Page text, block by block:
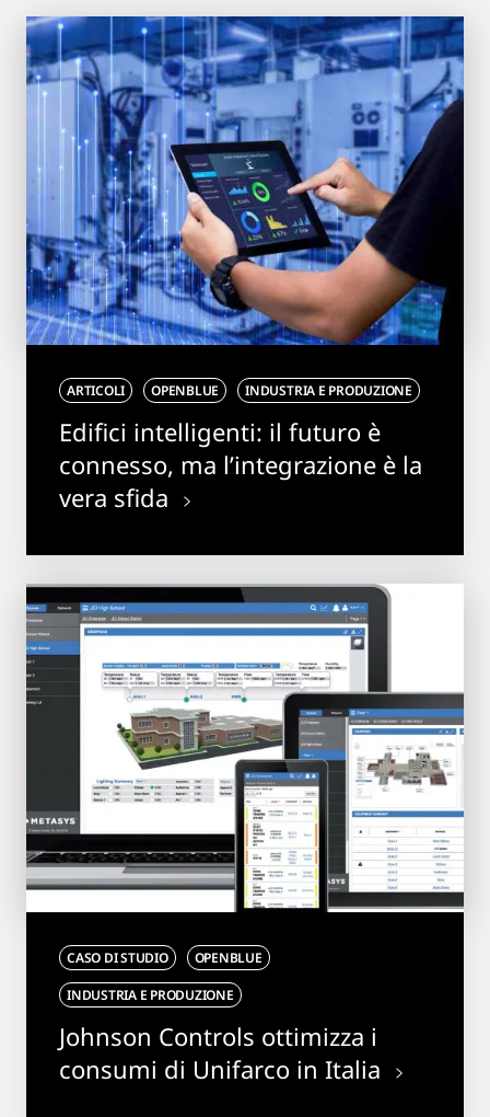
ARTICOLI OPENBLUE INDUSTRIA E PRODUZIONE
Edifici intelligenti: il futuro è
connesso, ma l’integrazione è la
vera sfida
CASO DI STUDIO
OPENBLUE
INDUSTRIA E PRODUZIONE
Johnson Controls ottimizza i
consumi di Unifarco in Italia